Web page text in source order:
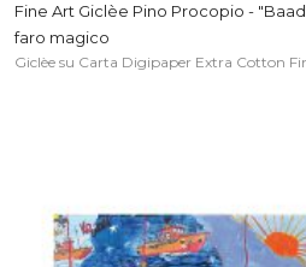
Fine Art Giclèe Pino Procopio -
faro magico
Giclèe su Carta Digipaper Extra Cotton